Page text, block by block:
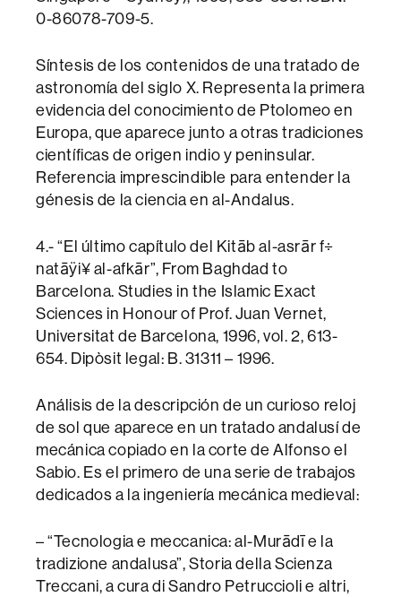
0-86078-709-5.
Síntesis de los contenidos de una tratado de
astronomía del siglo X. Representa la primera
evidencia del conocimiento de Ptolomeo en
Europa, que aparece junto a otras tradiciones
científicas de origen indio y peninsular.
Referencia imprescindible para entender la
génesis de la ciencia en al-Andalus.
4.- “El último capítulo del Kitāb al-asrār f÷
natāÿi¥ al-afkār”, From Baghdad to
Barcelona. Studies in the Islamic Exact
Sciences in Honour of Prof. Juan Vernet,
Universitat de Barcelona, 1996, vol. 2, 613-
654. Dipòsit legal: B. 31311 – 1996.
Análisis de la descripción de un curioso reloj
de sol que aparece en un tratado andalusí de
mecánica copiado en la corte de Alfonso el
Sabio. Es el primero de una serie de trabajos
dedicados a la ingeniería mecánica medieval:
– “Tecnologia e meccanica: al-Murādī e la
tradizione andalusa”, Storia della Scienza
Treccani, a cura di Sandro Petruccioli e altri,